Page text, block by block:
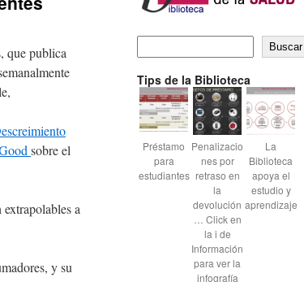
que publica
sobre el
a
y su
Buscar
Tips de la Biblioteca
Préstamo
para
estudiantes
Penalizacio
nes por
retraso en
la
devolución
… Click en
la i de
Información
para ver la
infografía
La
Biblioteca
apoya el
estudio y
aprendizaje